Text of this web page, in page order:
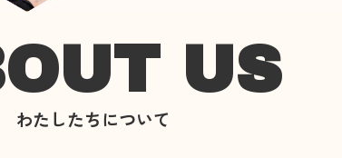
US
わたしたちについて